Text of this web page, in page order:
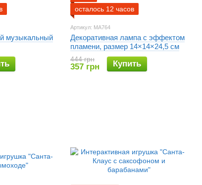
музыкальный
осталось 12 часов
Артикул: MA764
Декоративная лампа с эффектом
пламени, размер 14×14×24,5 см
444 грн
357 грн Купить